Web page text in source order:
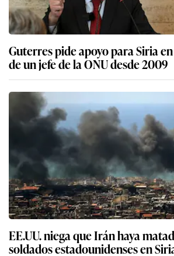
Guterres pide apoyo para Siria
de un jefe de la ONU desde 2009
EE.UU. niega que Irán haya
soldados estadounidenses en